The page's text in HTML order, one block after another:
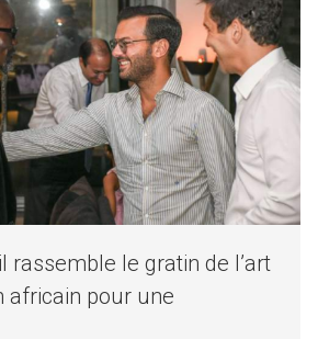
rassemble le gratin de l’art
africain pour une